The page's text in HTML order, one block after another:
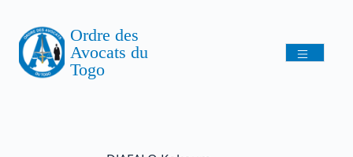
Ordre des
Avocats du
Togo